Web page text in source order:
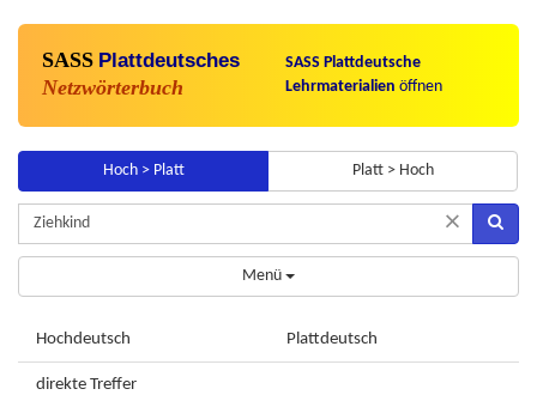
SASS Plattdeutsches
Netzwörterbuch
SASS Plattdeutsche
Lehrmaterialien öffnen
Hoch > Platt Platt > Hoch
×
Menü
Hochdeutsch Plattdeutsch
direkte Treffer